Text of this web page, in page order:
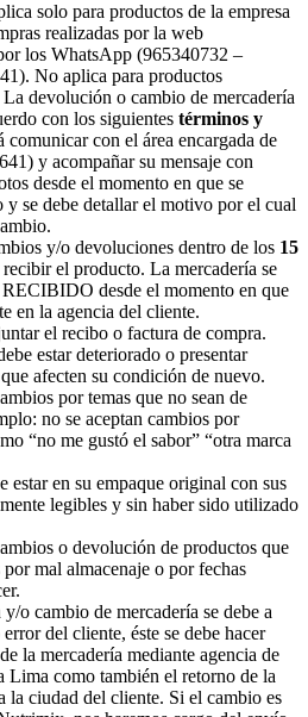
solo para productos de la empresa
realizadas por la web
los WhatsApp (965340732 –
No aplica para productos
devolución o cambio de mercadería
con los siguientes términos y
comunicar con el área encargada de
y acompañar su mensaje con
desde el momento en que se
y se debe detallar el motivo por el cual
y/o devoluciones dentro de los 15
recibir el producto. La mercadería se
desde el momento en que
en la agencia del cliente.
el recibo o factura de compra.
estar deteriorado o presentar
afecten su condición de nuevo.
por temas que no sean de
no se aceptan cambios por
“no me gustó el sabor” “otra marca
estar en su empaque original con sus
legibles y sin haber sido utilizado
o devolución de productos que
por mal almacenaje o por fechas
o cambio de mercadería se debe a
del cliente, éste se debe hacer
la mercadería mediante agencia de
Lima como también el retorno de la
la ciudad del cliente. Si el cambio es